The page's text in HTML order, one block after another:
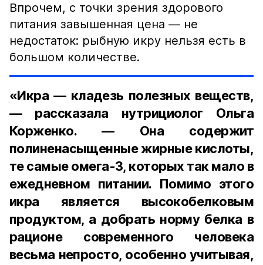
Впрочем, с точки зрения здорового
питания завышенная цена — не
недостаток: рыбную икру нельзя есть в
большом количестве.
«Икра — кладезь полезных веществ,
— рассказала нутрициолог Ольга
Корженко. — Она содержит
полиненасыщенные жирные кислоты,
те самые омега-3, которых так мало в
ежедневном питании. Помимо этого
икра является высокобелковым
продуктом, а добрать норму белка в
рационе современного человека
весьма непросто, особенно учитывая,